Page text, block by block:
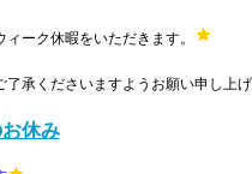
ーク休暇をいただきます。
承くださいますようお願い申し上
休み